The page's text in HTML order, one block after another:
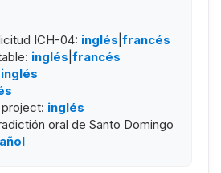
ICH-04: inglés francés
inglés francés
inglés
inglés
oral de Santo Domingo